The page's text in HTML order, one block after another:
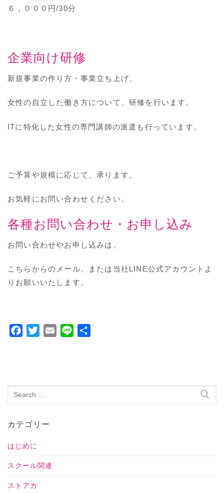
６，０００円/30分
企業向け研修
新規事業の作り方・事業立ち上げ、
女性の自立した働き方について、研修を行います。
ITに特化した女性の専門講師の派遣も行っています。
ご予算や規模に応じて、承ります。
お気軽にお問い合わせください。
各種お問い合わせ・お申し込み
お問い合わせやお申し込みは、
こちらからのメール、または当社LINE公式アカウントよ
りお願いいたします。
Facebook
TwitterEmail Line
カテゴリー
はじめに
スクール関連
ストアカ